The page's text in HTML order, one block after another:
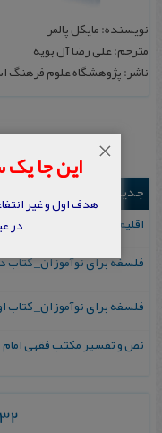
نویسنده: مایکل پالمر
مترجم: علی‌ رضا آل‌ بویه
ناشر: پژوهشگاه‌ علوم‌ فرهنگ‌
جدیدترین ها
اقلیم مورخان؛ مهارت‌های
فلسفه برای نوآموزان_
فلسفه برای نوآموزان_ کتاب
نص و تفسیر مکتب فقهی
این جا
هدف اول و غیر
در
×